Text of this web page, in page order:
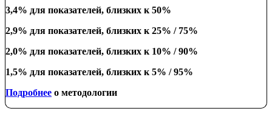
3,4% для показателей, близких к 50%
2,9% для показателей, близких к 25% / 75%
2,0% для показателей, близких к 10% / 90%
1,5% для показателей, близких к 5% / 95%
Подробнее о методологии